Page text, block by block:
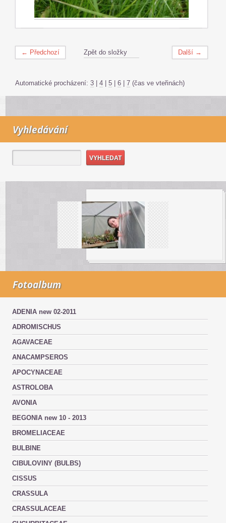
← Předchozí Další →
Zpět do složky
Automatické procházení: 3 4 5 6 7 (čas ve vteřinách)
Vyhledávání
Fotoalbum
ADENIA new 02-2011
ADROMISCHUS
AGAVACEAE
ANACAMPSEROS
APOCYNACEAE
ASTROLOBA
AVONIA
BEGONIA new 10 - 2013
BROMELIACEAE
BULBINE
CIBULOVINY (BULBS)
CISSUS
CRASSULA
CRASSULACEAE